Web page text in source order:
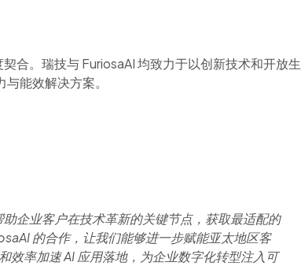
合。瑞技与 FuriosaAI 均致力于以创新技术和开放生
能效解决方案。
助企业客户在技术革新的关键节点，获取最适配的
的合作，让我们能够进一步赋能亚太地区客
效率加速 AI 应用落地，为企业数字化转型注入可